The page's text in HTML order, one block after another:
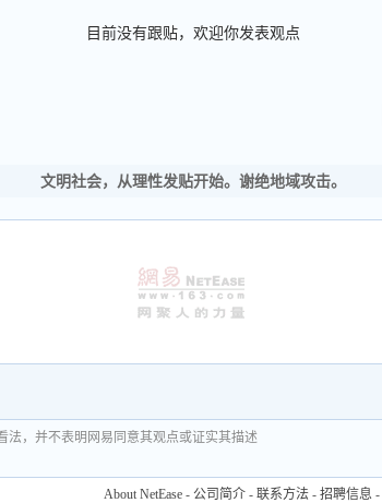
目前没有跟贴，欢迎你发表观点
文明社会，从理性发贴开始。谢绝地域攻击。
法，并不表明网易同意其观点或证实其描述
About NetEase - 公司简介 - 联系方法 - 招聘信息 -